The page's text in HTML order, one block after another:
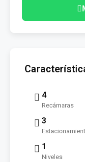
4
Recámaras
3
1
Niveles